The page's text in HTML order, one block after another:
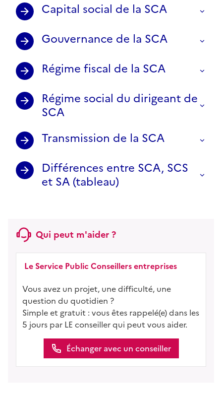
Capital social de la SCA
Gouvernance de la SCA
Régime fiscal de la SCA
Régime social du dirigeant de
SCA
Transmission de la SCA
Différences entre SCA, SCS
et SA (tableau)
Qui peut m'aider ?
Le Service Public Conseillers entreprises
Vous avez un projet, une difficulté, une
question du quotidien ?
Simple et gratuit : vous êtes rappelé(e) dans les
5 jours par LE conseiller qui peut vous aider.
Échanger avec un conseiller